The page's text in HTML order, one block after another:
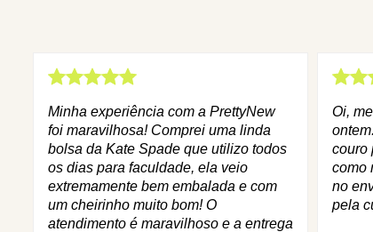
Minha experiência com a PrettyNew
foi maravilhosa! Comprei uma linda
bolsa da Kate Spade que utilizo todos
os dias para faculdade, ela veio
extremamente bem embalada e com
um cheirinho muito bom! O
atendimento é maravilhoso e a entrega
Oi,
couro
como
no
pela